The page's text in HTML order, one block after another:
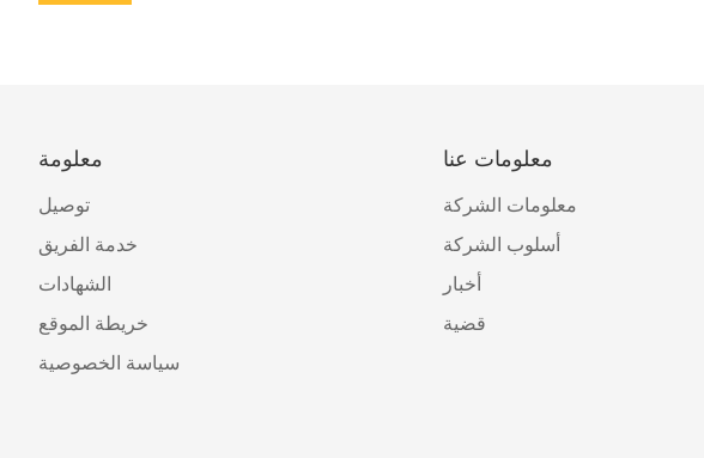
معلومة
توصيل
خدمة الفريق
الشهادات
خريطة الموقع
سياسة الخصوصية
معلومات عنا
معلومات الشركة
أسلوب الشركة
أخبار
قضية